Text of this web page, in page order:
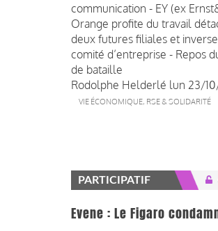
communication - EY (ex
Orange profite du travail
deux futures filiales et
comité d’entreprise - Repos
de bataille
Rodolphe Helderlé lun 23/
VIE ÉCONOMIQUE, RSE & SOLIDARITÉ
PARTICIPATIF
Evene : Le Figaro